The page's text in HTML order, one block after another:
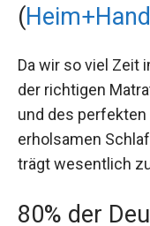
(
Da wir so viel Zeit
der richtigen
und des
erholsamen
trägt wesentlich
80% der